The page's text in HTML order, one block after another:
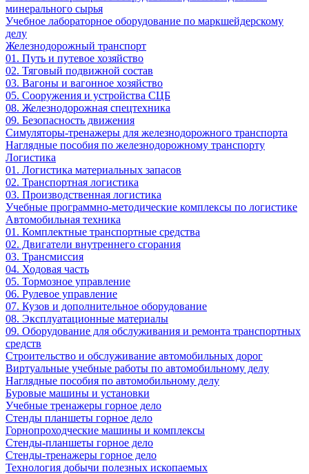
минерального сырья
Учебное лабораторное оборудование по маркшейдерскому
делу
Железнодорожный транспорт
01. Путь и путевое хозяйство
02. Тяговый подвижной состав
03. Вагоны и вагонное хозяйство
05. Сооружения и устройства СЦБ
08. Железнодорожная спецтехника
09. Безопасность движения
Симуляторы-тренажеры для железнодорожного транспорта
Наглядные пособия по железнодорожному транспорту
Логистика
01. Логистика материальных запасов
02. Транспортная логистика
03. Производственная логистика
Учебные программно-методические комплексы по логистике
Автомобильная техника
01. Комплектные транспортные средства
02. Двигатели внутреннего сгорания
03. Трансмиссия
04. Ходовая часть
05. Тормозное управление
06. Рулевое управление
07. Кузов и дополнительное оборудование
08. Эксплуатационные материалы
09. Оборудование для обслуживания и ремонта транспортных
средств
Строительство и обслуживание автомобильных дорог
Виртуальные учебные работы по автомобильному делу
Наглядные пособия по автомобильному делу
Буровые машины и установки
Учебные тренажеры горное дело
Стенды планшеты горное дело
Горнопроходческие машины и комплексы
Стенды-планшеты горное дело
Стенды-тренажеры горное дело
Технология добычи полезных ископаемых